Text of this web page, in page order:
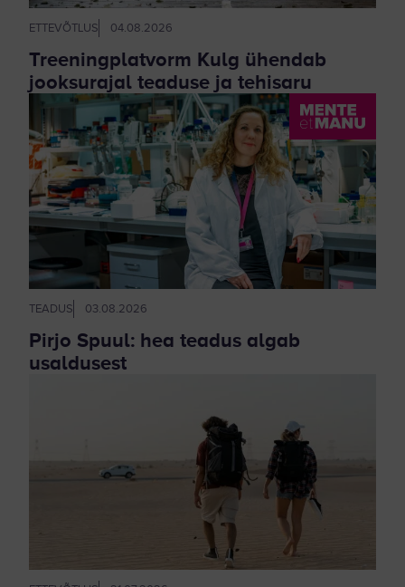
ETTEVÕTLUS 04.08.2026
Treeningplatvorm Kulg ühendab
jooksurajal teaduse ja tehisaru
TEADUS 03.08.2026
Pirjo Spuul: hea teadus algab
usaldusest